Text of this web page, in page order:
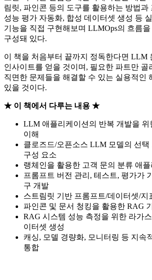
림릿, 파인콘 등의 도구를 활용하는 방법과
성능 평가 자동화, 합성 데이터셋 생성 등
기능을 직접 구현해보며 LLMOps의 흐름
구성돼 있다.
이 책을 처음부터 끝까지 정독한다면 LLM
인사이트를 얻을 것이며, 필요한 파트만 골
직면한 문제들을 해결할 수 있는 실용적인
있을 것이다.
★ 이 책에서 다루는 내용 ★
LLM 애플리케이션의 반복 개발을 위
이해
클로즈드/오픈소스 LLM 모델의 선택
구성 요소
랭체인을 활용한 고객 문의 분류 애
프롬프트 버전 관리, 테스트, 평가가
구 개발
스트림릿 기반 프롬프트/데이터셋/지
파인콘 및 문서 청킹을 활용한 RAG
RAG 시스템 성능 측정을 위한 라가
이터셋 생성
캐싱, 모델 경량화, 모니터링 등 지속
통합